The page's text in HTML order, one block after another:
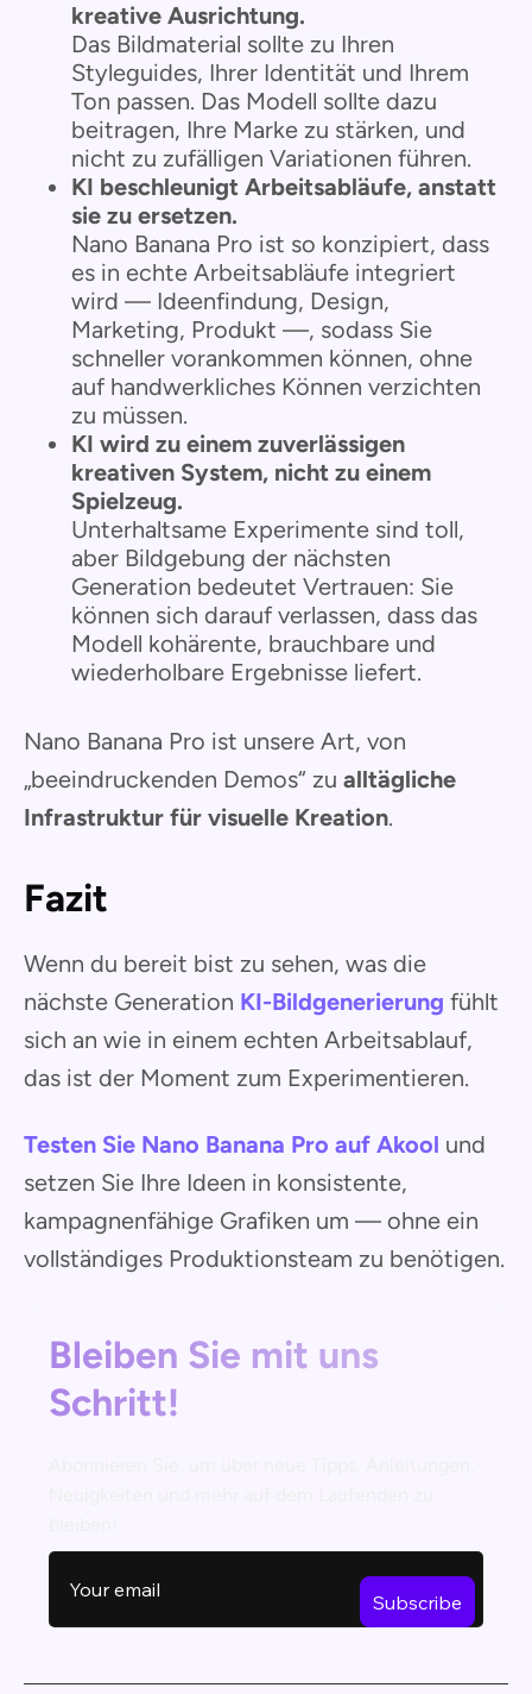
kreative Ausrichtung.
Das Bildmaterial sollte zu Ihren
Styleguides, Ihrer Identität und Ihrem
Ton passen. Das Modell sollte dazu
beitragen, Ihre Marke zu stärken, und
nicht zu zufälligen Variationen führen.
KI beschleunigt Arbeitsabläufe, anstatt
sie zu ersetzen.
Nano Banana Pro ist so konzipiert, dass
es in echte Arbeitsabläufe integriert
wird — Ideenfindung, Design,
Marketing, Produkt —, sodass Sie
schneller vorankommen können, ohne
auf handwerkliches Können verzichten
zu müssen.
KI wird zu einem zuverlässigen
kreativen System, nicht zu einem
Spielzeug.
Unterhaltsame Experimente sind toll,
aber Bildgebung der nächsten
Generation bedeutet Vertrauen: Sie
können sich darauf verlassen, dass das
Modell kohärente, brauchbare und
wiederholbare Ergebnisse liefert.
Nano Banana Pro ist unsere Art, von
„beeindruckenden Demos“ zu alltägliche
Infrastruktur für visuelle Kreation.
Fazit
Wenn du bereit bist zu sehen, was die
nächste Generation KI-Bildgenerierung fühlt
sich an wie in einem echten Arbeitsablauf,
das ist der Moment zum Experimentieren.
Testen Sie Nano Banana Pro auf Akool und
setzen Sie Ihre Ideen in konsistente,
kampagnenfähige Grafiken um — ohne ein
vollständiges Produktionsteam zu benötigen.
Bleiben Sie mit uns
Schritt!